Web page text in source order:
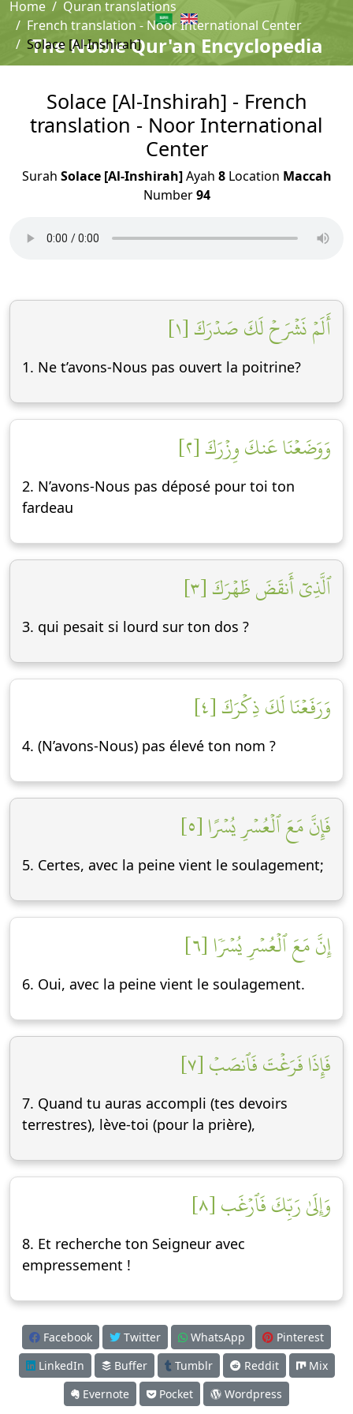
The Noble Qur'an Encyclopedia
Home
Quran translations
French translation - Noor International Center
Solace [Al-Inshirah]
Solace [Al-Inshirah] - French
translation - Noor International
Center
Surah Solace [Al-Inshirah]Ayah 8Location Maccah
Number94
أَلَمۡ نَشۡرَحۡ لَكَ صَدۡرَكَ [١]
1. Ne t’avons-Nous pas ouvert la poitrine?
وَوَضَعۡنَا عَنكَ وِزۡرَكَ [٢]
2. N’avons-Nous pas déposé pour toi ton
fardeau
ٱلَّذِيٓ أَنقَضَ ظَهۡرَكَ [٣]
3. qui pesait si lourd sur ton dos ?
وَرَفَعۡنَا لَكَ ذِكۡرَكَ [٤]
4. (N’avons-Nous) pas élevé ton nom ?
فَإِنَّ مَعَ ٱلۡعُسۡرِ يُسۡرًا [٥]
5. Certes, avec la peine vient le soulagement;
إِنَّ مَعَ ٱلۡعُسۡرِ يُسۡرٗا [٦]
6. Oui, avec la peine vient le soulagement.
فَإِذَا فَرَغۡتَ فَٱنصَبۡ [٧]
7. Quand tu auras accompli (tes devoirs
terrestres), lève-toi (pour la prière),
وَإِلَىٰ رَبِّكَ فَٱرۡغَب [٨]
8. Et recherche ton Seigneur avec
empressement !
Facebook Twitter WhatsApp
Pinterest
LinkedIn
Buffer Tumblr Reddit
Mix
Evernote
Pocket Wordpress